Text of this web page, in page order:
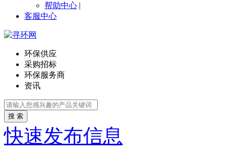
帮助中心 |
客服中心
环保供应
采购招标
环保服务商
资讯
搜 索
快速发布信息